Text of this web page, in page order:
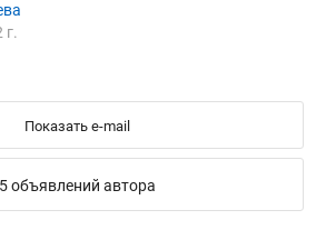
г.
Показать e-mail
5 объявлений автора